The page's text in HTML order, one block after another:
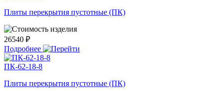
Плиты перекрытия пустотные (ПК)
26540 ₽
Подробнее
ПК-62-18-8
Плиты перекрытия пустотные (ПК)